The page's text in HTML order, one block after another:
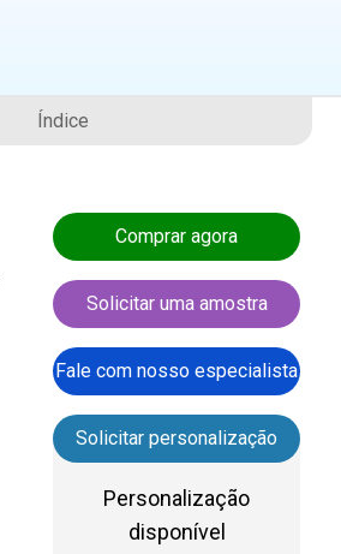
Índice
Comprar agora
Solicitar uma amostra
Fale com nosso especialista
Solicitar personalização
Personalização
disponível